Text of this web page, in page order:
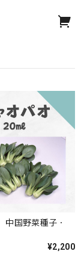
国野菜種子・
¥2,200